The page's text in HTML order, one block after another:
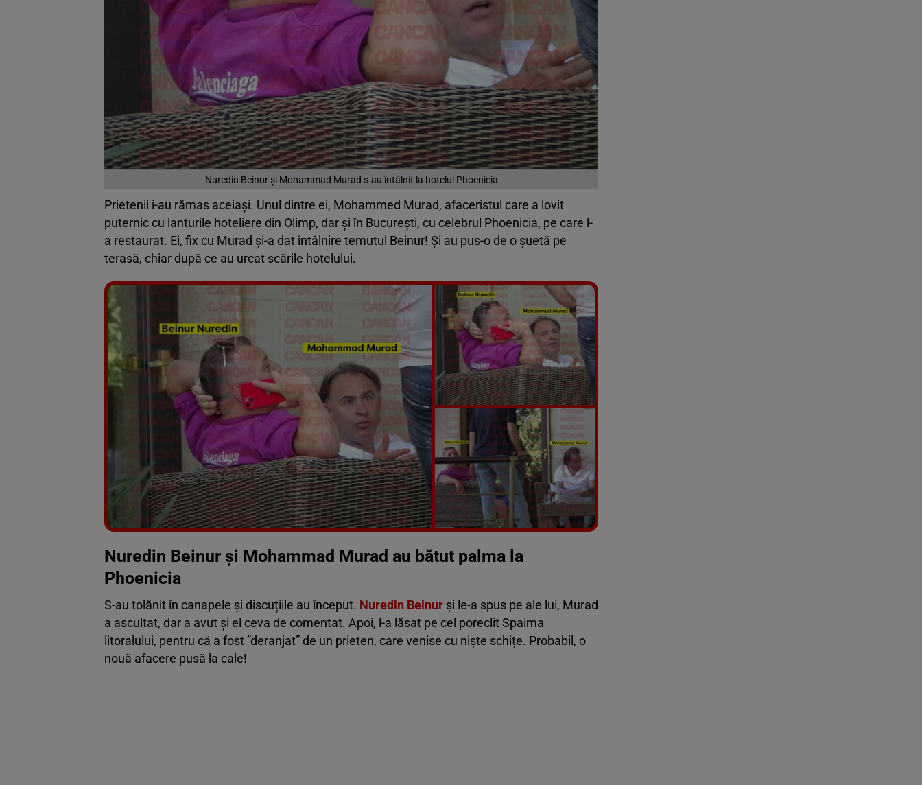
Nuredin Beinur și Mohammad Murad s-au întâlnit la hotelul Phoenicia
Prietenii i-au rămas aceiași. Unul dintre ei, Mohammed Murad, afaceristul care a lovit
puternic cu lanturile hoteliere din Olimp, dar și în București, cu celebrul Phoenicia, pe care l-
a restaurat. Ei, fix cu Murad și-a dat întâlnire temutul Beinur! Și au pus-o de o șuetă pe
terasă, chiar după ce au urcat scările hotelului.
Vezi galeria foto
5 poze
Nuredin Beinur și Mohammad Murad au bătut palma la
Phoenicia
S-au tolănit în canapele și discuțiile au început. Nuredin Beinur și le-a spus pe ale lui, Murad
a ascultat, dar a avut și el ceva de comentat. Apoi, l-a lăsat pe cel poreclit Spaima
litoralului, pentru că a fost ”deranjat” de un prieten, care venise cu niște schițe. Probabil, o
nouă afacere pusă la cale!